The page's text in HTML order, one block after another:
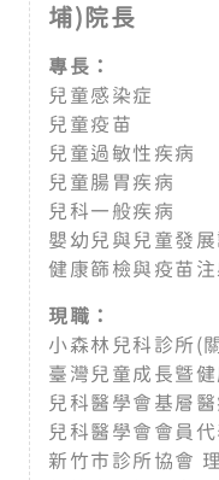
埔)院長
專長：
兒童感染症
兒童疫苗
兒童過敏性疾病
兒童腸胃疾病
兒科一般疾病
嬰幼兒與兒童發展
健康篩檢與疫苗注
現職：
小森林兒科診所(
臺灣兒童成長暨
兒科醫學會基層
兒科醫學會會員代
新竹市診所協會